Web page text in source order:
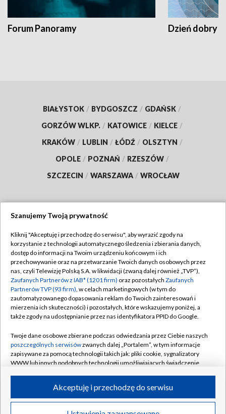
Forum Panoramy Dzień dobry
BIAŁYSTOK / BYDGOSZCZ / GDAŃSK /
GORZÓW WLKP. / KATOWICE / KIELCE /
KRAKÓW / LUBLIN / ŁÓDŹ / OLSZTYN /
OPOLE / POZNAŃ / RZESZÓW /
SZCZECIN / WARSZAWA / WROCŁAW
TVP
Abonament TVP
Emisja w TVP
Centrum informacji TVP
Naziemna Telewizja Cyfrowa
Rada Programowa
System NOS
Informacje o nadawcy
Program dla prasy
Regulamin TVP
Polityka prywatności
Moje zgody
Pomoc
Kontakt
Kanały
©2026 Telewizja Polska S.A. w likwidacji
Szanujemy Twoją prywatność
Kliknij "Akceptuję i przechodzę do serwisu", aby wyrazić zgody na
korzystanie z technologii automatycznego śledzenia i zbierania danych,
dostęp do informacji na Twoim urządzeniu końcowym i ich
przechowywanie oraz na przetwarzanie Twoich danych osobowych przez
nas, czyli Telewizję Polską S.A. w likwidacji (zwaną dalej również „TVP”),
Zaufanych Partnerów z IAB* (1201 firm) oraz pozostałych Zaufanych
Partnerów TVP (93 firm), w celach marketingowych (w tym do
zautomatyzowanego dopasowania reklam do Twoich zainteresowań i
mierzenia ich skuteczności) i pozostałych, które wskazujemy poniżej, a
także zgody na udostępnianie przez nas identyfikatora PPID do Google.
Twoje dane osobowe zbierane podczas odwiedzania przez Ciebie naszych
poszczególnych serwisówzwanych dalej „Portalem”, w tym informacje
zapisywane za pomocą technologii takich jak: pliki cookie, sygnalizatory
WWW lub innych podobnych technologii umożliwiających świadczenie
ruchu w Internecie.
Twoje dane osobowe zbierane podczas odwiedzania przez Ciebie
Akceptuję i przechodzę do serwisu